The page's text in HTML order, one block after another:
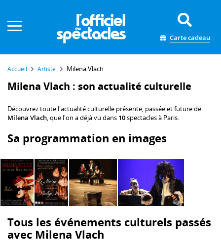
Carte cadeau
Accueil Artiste Milena Vlach
Milena Vlach : son actualité culturelle
Découvrez toute l'actualité culturelle présente, passée et future de
Milena Vlach, que l'on a déjà vu dans 10spectacles à Paris.
Sa programmation en images
Tous les événements culturels passés
avec Milena Vlach